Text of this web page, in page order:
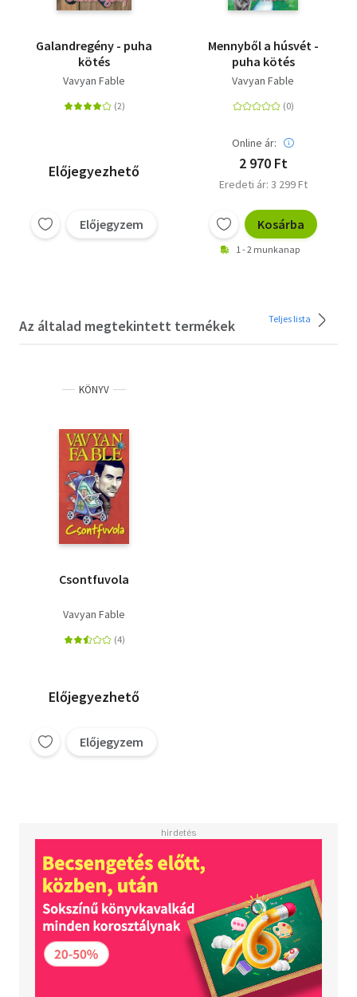
Galandregény - puha
kötés
Vavyan Fable
Előjegyezhető
Előjegyzem
Mennyből a húsvét -
puha kötés
Vavyan Fable
Online ár:
2 970 Ft
Eredeti ár: 3 299 Ft
Kosárba
1 - 2 munkanap
Az általad megtekintett termékek Teljes lista
KÖNYV
Csontfuvola
Vavyan Fable
Előjegyezhető
Előjegyzem